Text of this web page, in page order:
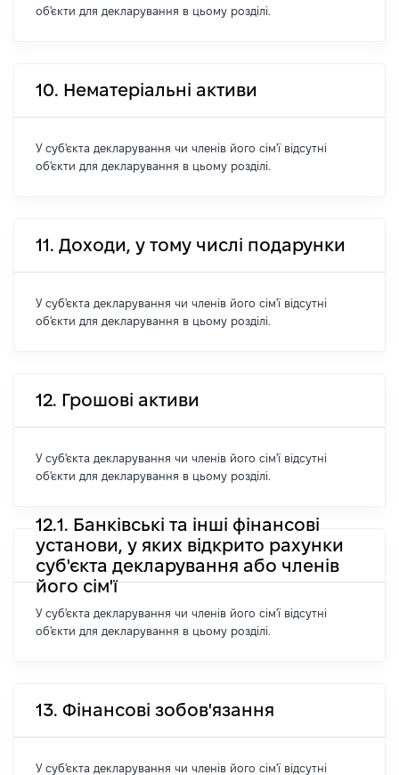
об'єкти для декларування в цьому розділі.
10. Нематеріальні активи
У суб'єкта декларування чи членів його сім'ї відсутні
об'єкти для декларування в цьому розділі.
11. Доходи, у тому числі подарунки
У суб'єкта декларування чи членів його сім'ї відсутні
об'єкти для декларування в цьому розділі.
12. Грошові активи
У суб'єкта декларування чи членів його сім'ї відсутні
об'єкти для декларування в цьому розділі.
12.1. Банківські та інші фінансові
установи, у яких відкрито рахунки
суб'єкта декларування або членів
його сім'ї
У суб'єкта декларування чи членів його сім'ї відсутні
об'єкти для декларування в цьому розділі.
13. Фінансові зобов'язання
У суб'єкта декларування чи членів його сім'ї відсутні